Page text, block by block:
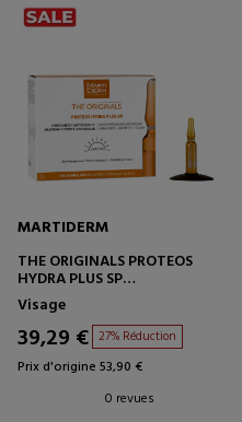
MARTIDERM
THE ORIGINALS PROTEOS
HYDRA PLUS SP
SOIN RAFFERMISSANT ET
HYDRATANT
Visage
39,29 € 27% Réduction
Prix d'origine 53,90 €
0 revues